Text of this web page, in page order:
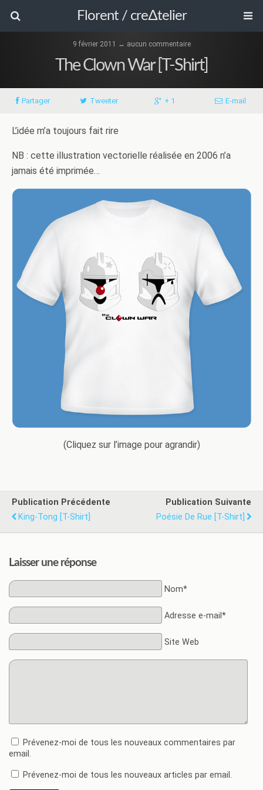
Florent / cre∆telier
9 février 2011 ↔ aucun commentaire
The Clown War [T-Shirt]
Partager Tweeter + 1 E-mail
L’idée m’a toujours fait rire
NB : cette illustration vectorielle réalisée en 2006 n’a
jamais été imprimée…
(Cliquez sur l’image pour agrandir)
Publication Précédente
King-Tong [T-Shirt]
Publication Suivante
Poésie De Rue [T-Shirt]
Laisser une réponse
Nom*
Adresse e-mail*
Site Web
Prévenez-moi de tous les nouveaux commentaires par
email.
Prévenez-moi de tous les nouveaux articles par email.